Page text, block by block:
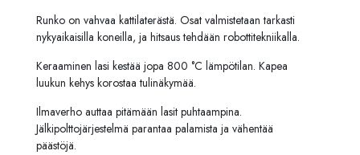
Runko on vahvaa kattilaterästä. Osat valmistetaan tarkasti
nykyaikaisilla koneilla, ja hitsaus tehdään robottitekniikalla.
Keraaminen lasi kestää jopa 800 °C lämpötilan. Kapea
luukun kehys korostaa tulinäkymää.
Ilmaverho auttaa pitämään lasit puhtaampina.
Jälkipolttojärjestelmä parantaa palamista ja vähentää
päästöjä.